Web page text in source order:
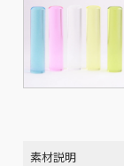
素材説明